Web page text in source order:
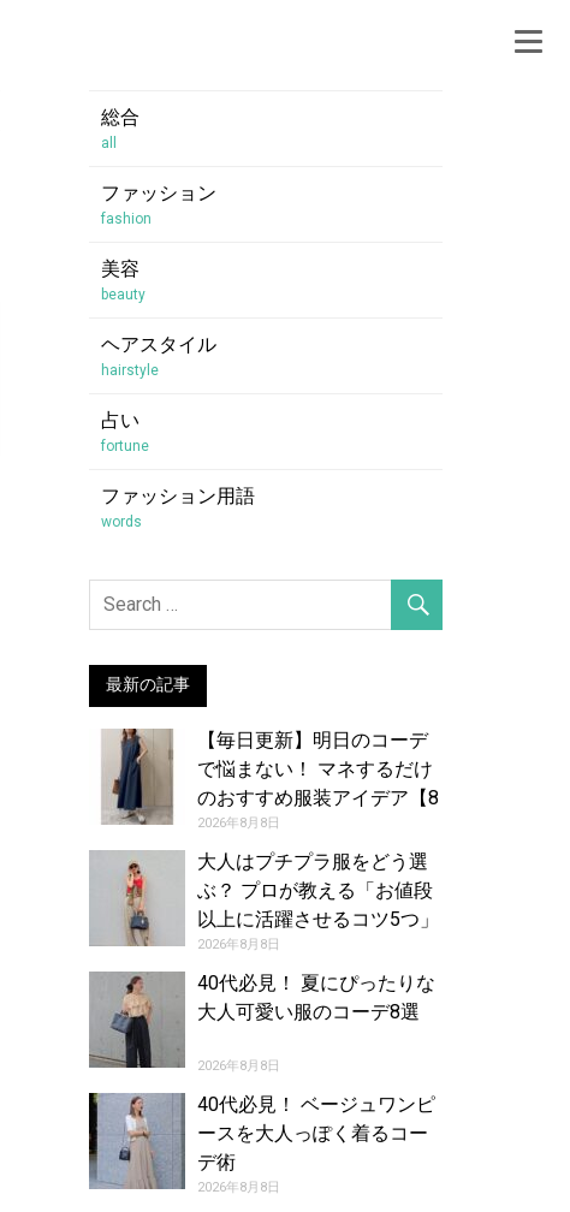
総合
all
ファッション
fashion
美容
beauty
ヘアスタイル
hairstyle
占い
fortune
ファッション用語
words
最新の記事
【毎日更新】明日のコーデ
で悩まない！ マネするだけ
のおすすめ服装アイデア【8
月9日夏】
2026年8月8日
大人はプチプラ服をどう選
ぶ？ プロが教える「お値段
以上に活躍させるコツ5つ」
2026年8月8日
40代必見！ 夏にぴったりな
大人可愛い服のコーデ8選
2026年8月8日
40代必見！ ベージュワンピ
ースを大人っぽく着るコー
デ術
2026年8月8日